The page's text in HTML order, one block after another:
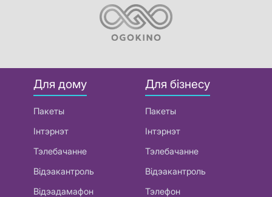
Для дому
Пакеты
Інтэрнэт
Тэлебачанне
Відэакантроль
Відэадамафон
Для бізнесу
Пакеты
Інтэрнэт
Тэлебачанне
Відэакантроль
Тэлефон